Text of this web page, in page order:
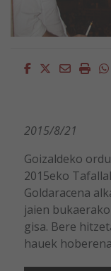
Facebook
Twitter
Email
2015/8/21
Goizaldeko
2015eko
Goldaracena
jaien
gisa. Bere
hauek